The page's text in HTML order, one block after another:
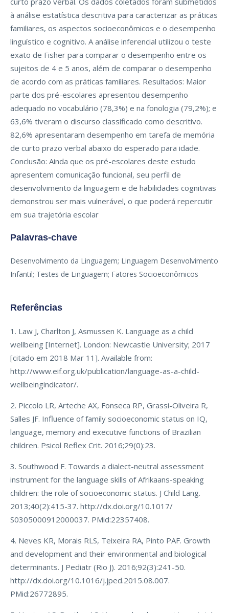
à análise estatística descritiva para caracterizar as práticas
familiares, os aspectos socioeconômicos e o desempenho
linguístico e cognitivo. A análise inferencial utilizou o teste
exato de Fisher para comparar o desempenho entre os
sujeitos de 4 e 5 anos, além de comparar o desempenho
de acordo com as práticas familiares. Resultados: Maior
parte dos pré-escolares apresentou desempenho
adequado no vocabulário (78,3%) e na fonologia (79,2%); e
63,6% tiveram o discurso classificado como descritivo.
82,6% apresentaram desempenho em tarefa de memória
de curto prazo verbal abaixo do esperado para idade.
Conclusão: Ainda que os pré-escolares deste estudo
apresentem comunicação funcional, seu perfil de
desenvolvimento da linguagem e de habilidades cognitivas
demonstrou ser mais vulnerável, o que poderá repercutir
em sua trajetória escolar
Palavras-chave
Desenvolvimento da Linguagem; Linguagem Desenvolvimento
Infantil; Testes de Linguagem; Fatores Socioeconômicos
Referências
1. Law J, Charlton J, Asmussen K. Language as a child
wellbeing [Internet]. London: Newcastle University; 2017
[citado em 2018 Mar 11]. Available from:
http://www.eif.org.uk/publication/language-as-a-child-
wellbeingindicator/.
2. Piccolo LR, Arteche AX, Fonseca RP, Grassi-Oliveira R,
Salles JF. Influence of family socioeconomic status on IQ,
language, memory and executive functions of Brazilian
children. Psicol Reflex Crit. 2016;29(0):23.
3. Southwood F. Towards a dialect-neutral assessment
instrument for the language skills of Afrikaans-speaking
children: the role of socioeconomic status. J Child Lang.
2013;40(2):415-37. http://dx.doi.org/10.1017/
S0305000912000037. PMid:22357408.
4. Neves KR, Morais RLS, Teixeira RA, Pinto PAF. Growth
and development and their environmental and biological
determinants. J Pediatr (Rio J). 2016;92(3):241-50.
http://dx.doi.org/10.1016/j.jped.2015.08.007.
PMid:26772895.